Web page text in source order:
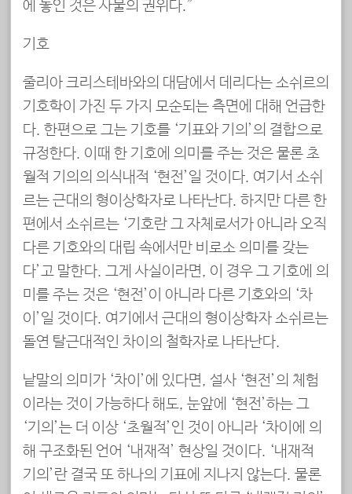
에 놓인 것은 사물의 권위다.”
기호
줄리아 크리스테바와의 대담에서 데리다는 소쉬르의
기호학이 가진 두 가지 모순되는 측면에 대해 언급한
다. 한편으로 그는 기호를 ‘기표와 기의’의 결합으로
규정한다. 이때 한 기호에 의미를 주는 것은 물론 초
월적 기의의 의식내적 ‘현전’일 것이다. 여기서 소쉬
르는 근대의 형이상학자로 나타난다. 하지만 다른 한
편에서 소쉬르는 ‘기호란 그 자체로서가 아니라 오직
다른 기호와의 대립 속에서만 비로소 의미를 갖는
다’고 말한다. 그게 사실이라면, 이 경우 그 기호에 의
미를 주는 것은 ‘현전’이 아니라 다른 기호와의 ‘차
이’일 것이다. 여기에서 근대의 형이상학자 소쉬르는
돌연 탈근대적인 차이의 철학자로 나타난다.
낱말의 의미가 ‘차이’에 있다면, 설사 ‘현전’의 체험
이라는 것이 가능하다 해도, 눈앞에 ‘현전’하는 그
‘기의’는 더 이상 ‘초월적’인 것이 아니라 ‘차이에 의
해 구조화된 언어 ‘내재적’ 현상일 것이다. ‘내재적
기의’란 결국 또 하나의 기표에 지나지 않는다. 물론